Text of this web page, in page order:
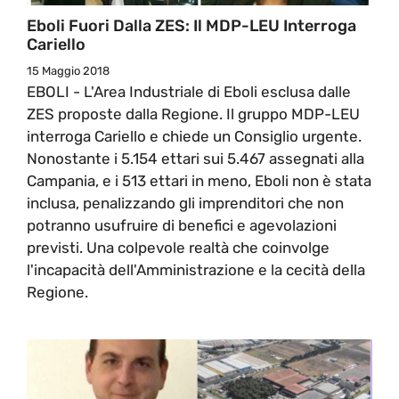
Eboli Fuori Dalla ZES: Il MDP-LEU Interroga
Cariello
15 Maggio 2018
EBOLI - L'Area Industriale di Eboli esclusa dalle
ZES proposte dalla Regione. Il gruppo MDP-LEU
interroga Cariello e chiede un Consiglio urgente.
Nonostante i 5.154 ettari sui 5.467 assegnati alla
Campania, e i 513 ettari in meno, Eboli non è stata
inclusa, penalizzando gli imprenditori che non
potranno usufruire di benefici e agevolazioni
previsti. Una colpevole realtà che coinvolge
l'incapacità dell'Amministrazione e la cecità della
Regione.